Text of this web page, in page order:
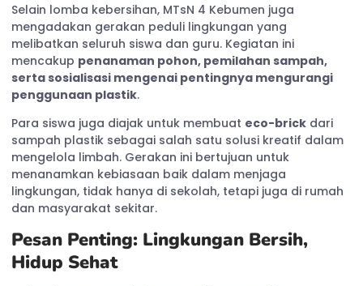
Selain lomba kebersihan, MTsN 4 Kebumen juga
mengadakan gerakan peduli lingkungan yang
melibatkan seluruh siswa dan guru. Kegiatan ini
mencakup penanaman pohon, pemilahan sampah,
serta sosialisasi mengenai pentingnya mengurangi
penggunaan plastik.
Para siswa juga diajak untuk membuat eco-brick dari
sampah plastik sebagai salah satu solusi kreatif dalam
mengelola limbah. Gerakan ini bertujuan untuk
menanamkan kebiasaan baik dalam menjaga
lingkungan, tidak hanya di sekolah, tetapi juga di rumah
dan masyarakat sekitar.
Pesan Penting: Lingkungan Bersih,
Hidup Sehat